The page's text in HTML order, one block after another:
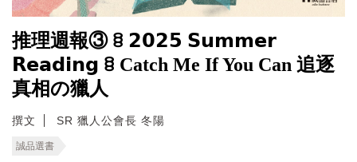
推理週報③ ꊞ 𝟮𝟬𝟮𝟱 𝗦𝘂𝗺𝗺𝗲𝗿
𝗥𝗲𝗮𝗱𝗶𝗻𝗴 ꊞ Catch Me If You Can 追逐
真相の獵人
撰文 SR 獵人公會長 冬陽
誠品選書